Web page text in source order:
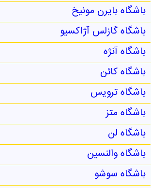
باشگاه بایرن مونیخ
باشگاه گازلس آژاکسیو
باشگاه آنژه
باشگاه کائن
باشگاه ترویس
باشگاه متز
باشگاه لن
باشگاه والنسین
باشگاه سوشو